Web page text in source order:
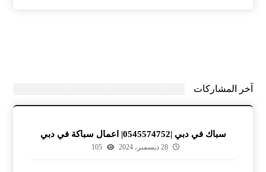
آخر المشاركات
سباك في دبي |0545574752| اعمال سباكة في دبي
28 ديسمبر، 2024 105